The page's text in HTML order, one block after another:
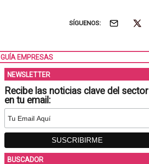
SÍGUENOS:
GUÍA EMPRESAS
NEWSLETTER
Recibe las noticias clave del sector
en tu email:
BUSCADOR